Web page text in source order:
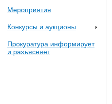
Мероприятия
Конкурсы и аукционы
Прокуратура информирует
и разъясняет